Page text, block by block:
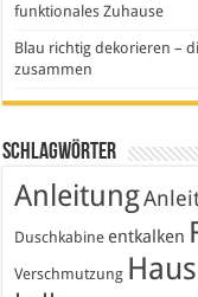
funktionales Zuhause
Blau richtig dekorieren –
zusammen
Schlagwörter
Anleitung
Duschkabine entkalken
Verschmutzung